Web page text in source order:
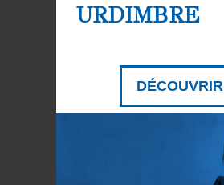
URDIMBRE
DÉCOUVRIR